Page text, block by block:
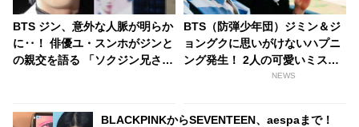
BTS ジン、意外な人脈が明らか
に‥！ 俳優ユ・スンホがジンと
の親交を語る 「ソクジン兄さん
のようにして生まれた・・？
BTS（防弾少年団）ジミン＆ジ
ョングクに思いがけないハプニ
ング発生！ 2人の可愛いミスに
NEWS
BLACKPINKからSEVENTEEN、aespaまで！